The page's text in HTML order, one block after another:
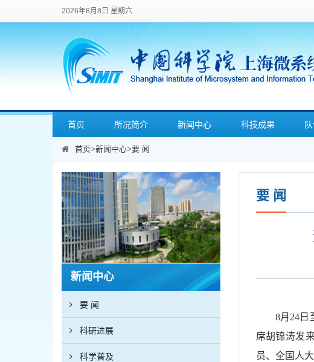
2026年8月8日 星期六
首页 所况简介 新闻中心 科技成果
首页>新闻中心>要 闻
新闻中心
要 闻
科研进展
科学普及
要 闻
8月24日
席胡锦涛发
员、全国人